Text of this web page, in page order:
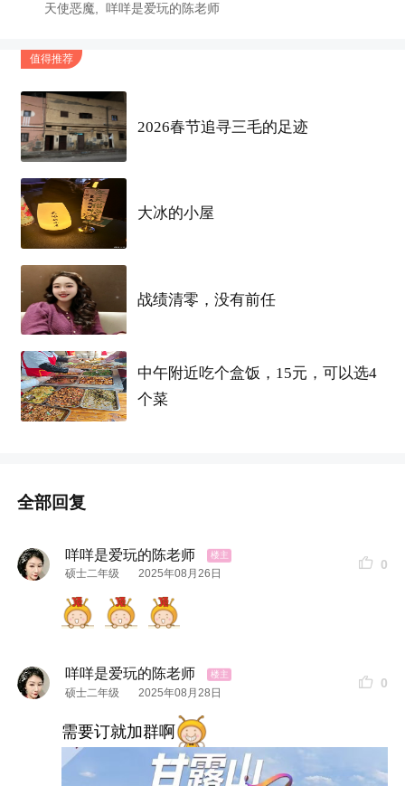
天使恶魔 咩咩是爱玩的陈老师
值得推荐
2026春节追寻三毛的足迹
大冰的小屋
战绩清零，没有前任
中午附近吃个盒饭，15元，可以选4
个菜
全部回复
咩咩是爱玩的陈老师
硕士二年级 2025年08月26日
0
咩咩是爱玩的陈老师
硕士二年级 2025年08月28日
0
需要订就加群啊